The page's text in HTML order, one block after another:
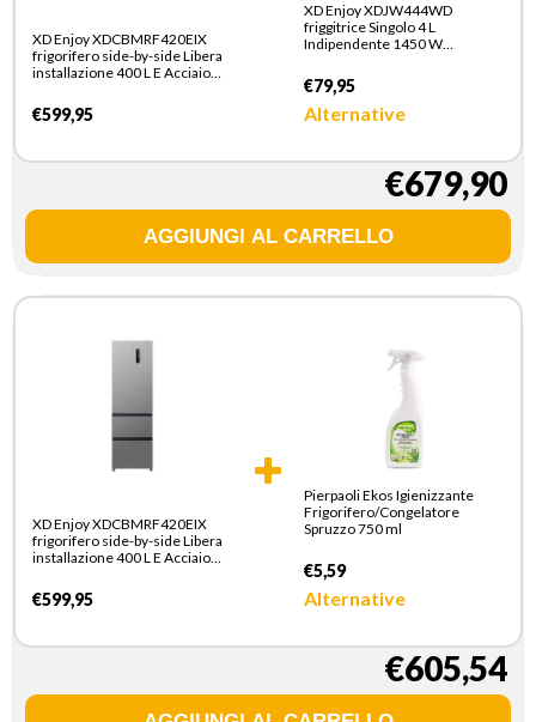
XD Enjoy XDCBMRF420EIX
frigorifero side-by-side Libera
installazione 400 L E Acciaio
€599,95
XD Enjoy XDJW444WD
friggitrice Singolo 4 L
Indipendente 1450 W
€79,95
Alternative
€679,90
XD Enjoy XDCBMRF420EIX
frigorifero side-by-side Libera
installazione 400 L E Acciaio
€599,95
Pierpaoli Ekos Igienizzante
Frigorifero/Congelatore
Spruzzo 750 ml
€5,59
Alternative
€605,54